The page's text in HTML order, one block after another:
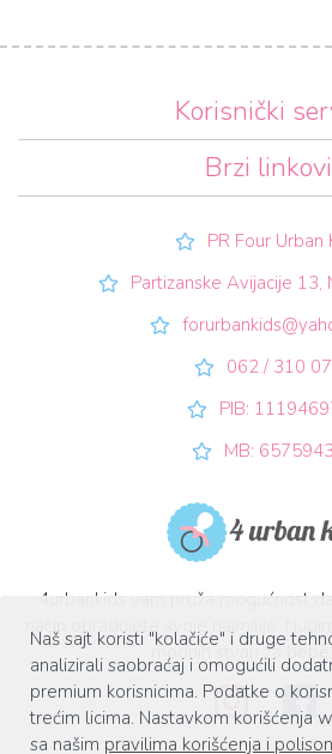
Naš sajt koristi "kolačiće" i druge
analizirali saobraćaj i omogućili
premium korisnicima. Podatke o
trećim licima. Nastavkom korišćenja
sa našim pravilima korišćenja i
Korisnički
Brzi linkovi
PR Four Urban
Partizanske Avijacije 13,
062 / 310
PIB:
MB:
4urbankids vam pruža mogućnost
način obradujete svoje najmilije.
modnih stvari za bebe